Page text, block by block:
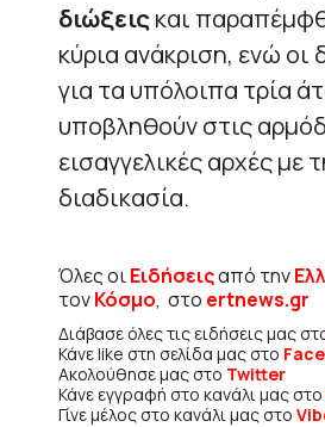
διώξειςκαι
κύρια ανάκριση, ενώ οι
για τα υπόλοιπα τρία
υποβληθούν στις
εισαγγελικές αρχές με
διαδικασία.
Όλες οιΕιδήσειςαπό την
τονΚόσμο, στο ertnews.gr
Διάβασε όλες τις ειδήσεις μας
Κάνε like στη σελίδα μας στο
Ακολούθησε μας στο Twitter
Κάνε εγγραφή στο κανάλι μας στο
Γίνε μέλος στο κανάλι μας στο